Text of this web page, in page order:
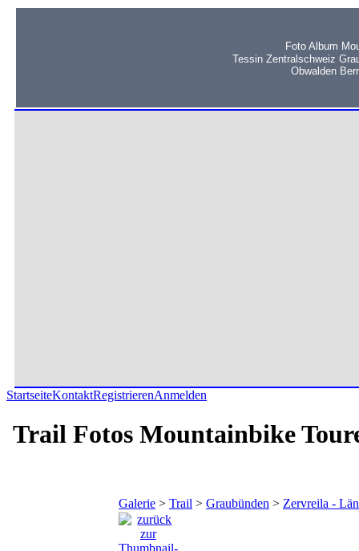
Foto Album
Tessin Zentralschweiz
Obwalden
StartseiteKontaktRegistrierenAnmelden
Trail Fotos Mountainbike
Galerie > Trail > Graubünden > Zervreila -